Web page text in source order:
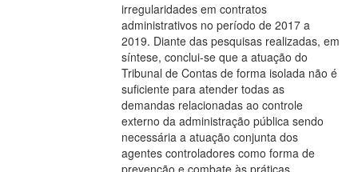
irregularidades em contratos
administrativos no período de 2017 a
2019. Diante das pesquisas realizadas, em
síntese, conclui-se que a atuação do
Tribunal de Contas de forma isolada não é
suficiente para atender todas as
demandas relacionadas ao controle
externo da administração pública sendo
necessária a atuação conjunta dos
agentes controladores como forma de
prevenção e combate às práticas